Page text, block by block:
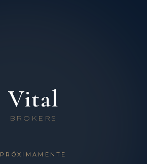
Vital
BROKERS
PRÓXIMAMENTE